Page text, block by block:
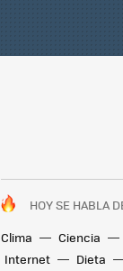
HOY SE HABLA
Clima
Ciencia
Internet
Dieta